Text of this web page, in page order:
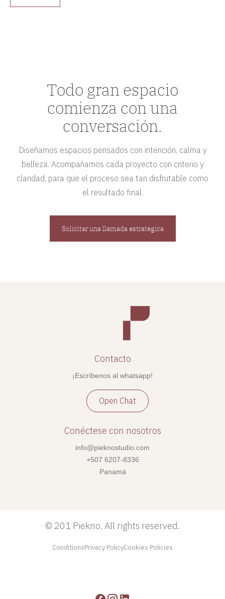
Todo gran espacio
comienza con una
conversación.
Diseñamos espacios pensados con intención, calma y
belleza. Acompañamos cada proyecto con criterio y
claridad, para que el proceso sea tan disfrutable como
el resultado final.
Solicitar una llamada estratégica
Contacto
¡Escríbenos al whatsapp!
Open Chat
Conéctese con nosotros
info@pieknostudio.com
+507 6207-8336
Panamá
© 201 Piekno. All rights reserved.
ConditionsPrivacy PolicyCookies Policies